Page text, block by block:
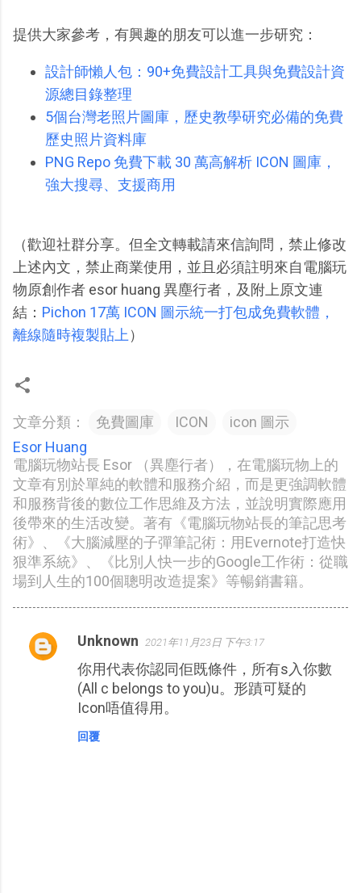
提供大家參考，有興趣的朋友可以進一步研究：
設計師懶人包：90+免費設計工具與免費設計資
源總目錄整理
5個台灣老照片圖庫，歷史教學研究必備的免費
歷史照片資料庫
PNG Repo 免費下載 30 萬高解析 ICON 圖庫，
強大搜尋、支援商用
（歡迎社群分享。但全文轉載請來信詢問，禁止修改
上述內文，禁止商業使用，並且必須註明來自電腦玩
物原創作者 esor huang 異塵行者，及附上原文連
結： Pichon 17萬 ICON 圖示統一打包成免費軟體，
離線隨時複製貼上 ）
文章分類： 免費圖庫 ICON
icon 圖示
Esor Huang
電腦玩物站長 Esor （異塵行者），在電腦玩物上的
文章有別於單純的軟體和服務介紹，而是更強調軟體
和服務背後的數位工作思維及方法，並說明實際應用
後帶來的生活改變。著有《電腦玩物站長的筆記思考
術》、《大腦減壓的子彈筆記術：用Evernote打造快
狠準系統》、《比別人快一步的Google工作術：從職
場到人生的100個聰明改造提案》等暢銷書籍。
留
Unknown 2021年11月23日 下午3:17
你用代表你認同佢既條件，所有s入你數
(All c belongs to you)u。形蹟可疑的
Icon唔值得用。
回覆